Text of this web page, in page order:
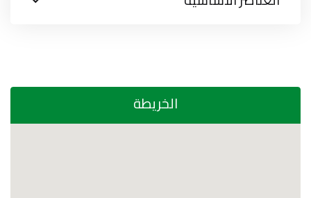
الخريطة